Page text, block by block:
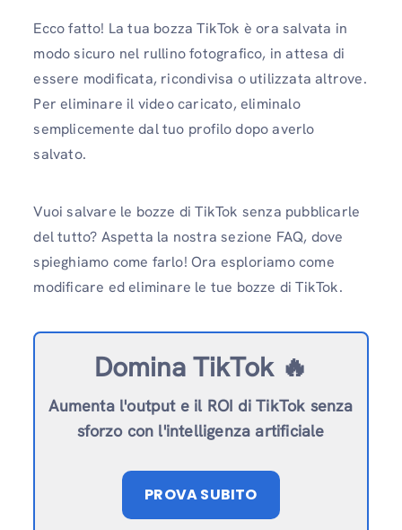
Ecco fatto! La tua bozza TikTok è ora salvata in
modo sicuro nel rullino fotografico, in attesa di
essere modificata, ricondivisa o utilizzata altrove.
Per eliminare il video caricato, eliminalo
semplicemente dal tuo profilo dopo averlo
salvato.
Vuoi salvare le bozze di TikTok senza pubblicarle
del tutto? Aspetta la nostra sezione FAQ, dove
spieghiamo come farlo! Ora esploriamo come
modificare ed eliminare le tue bozze di TikTok.
Domina TikTok 🔥
Aumenta l'output e il ROI di TikTok senza
sforzo con l'intelligenza artificiale
PROVA SUBITO